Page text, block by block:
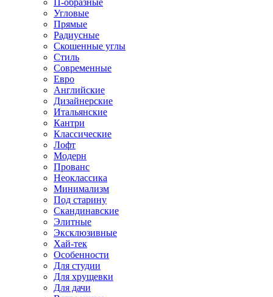
П-образные
Угловые
Прямые
Радиусные
Скошенные углы
Стиль
Современные
Евро
Английские
Дизайнерские
Итальянские
Кантри
Классические
Лофт
Модерн
Прованс
Неоклассика
Минимализм
Под старину
Скандинавские
Элитные
Эксклюзивные
Хай-тек
Особенности
Для студии
Для хрущевки
Для дачи